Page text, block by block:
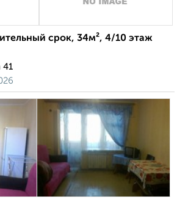
срок, 34м², 4/10 этаж
41